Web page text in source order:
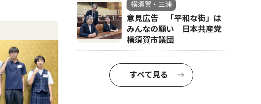
4
横須賀・三浦
意見広告 「平和な街」は
みんなの願い 日本共産党
横須賀市議団
すべて見る